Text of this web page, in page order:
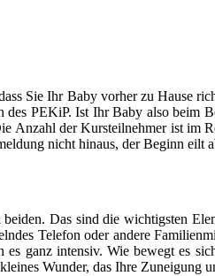
Sie Ihr Baby vorher zu Hause
PEKiP. Ist Ihr Baby also beim
Anzahl der Kursteilnehmer ist im
nicht hinaus, der Beginn eilt
Das sind die wichtigsten
Telefon oder andere
ganz intensiv. Wie bewegt es
Wunder, das Ihre Zuneigung